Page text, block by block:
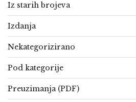
Iz starih brojeva
Izdanja
Nekategorizirano
Pod kategorije
Preuzimanja (PDF)